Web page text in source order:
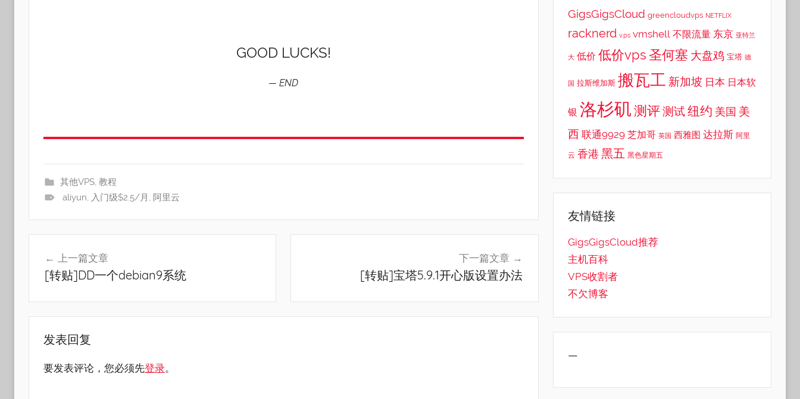
GOOD LUCKS!
END
其他VPS, 教程
aliyun, 入门级$2.5/月 , 阿里云
上一篇文章
[转贴]DD一个debian9系统
下一篇文章
[转贴]宝塔5.9.1开心版设置办法
发表回复
要发表评论，您必须先登录。
GigsGigsCloud greencloudvps NETFLIX
racknerd v.ps vmshell 不限流量 东京 亚特兰
大 低价 低价vps 圣何塞 大盘鸡 宝塔 德
国 拉斯维加斯 搬瓦工 新加坡 日本 日本软
银 洛杉矶 测评测试纽约 美国 美
西 联通9929 芝加哥 英国 西雅图 达拉斯 阿里
云 香港 黑五 黑色星期五
友情链接
GigsGigsCloud推荐
主机百科
VPS收割者
不欠博客
—